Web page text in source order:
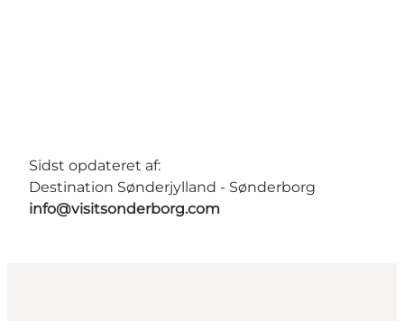
Sidst opdateret af:
Destination Sønderjylland - Sønderborg
info@visitsonderborg.com